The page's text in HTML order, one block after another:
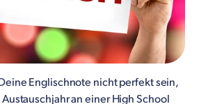
Englischnote nicht perfekt sein,
an einer High School